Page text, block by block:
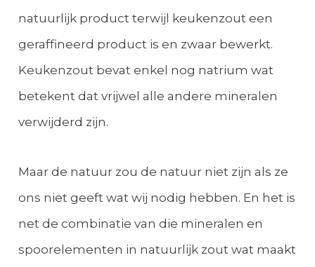
natuurlijk product terwijl keukenzout een
geraffineerd product is en zwaar bewerkt.
Keukenzout bevat enkel nog natrium wat
betekent dat vrijwel alle andere mineralen
verwijderd zijn.
Maar de natuur zou de natuur niet zijn als ze
ons niet geeft wat wij nodig hebben. En het is
net de combinatie van die mineralen en
spoorelementen in natuurlijk zout wat maakt